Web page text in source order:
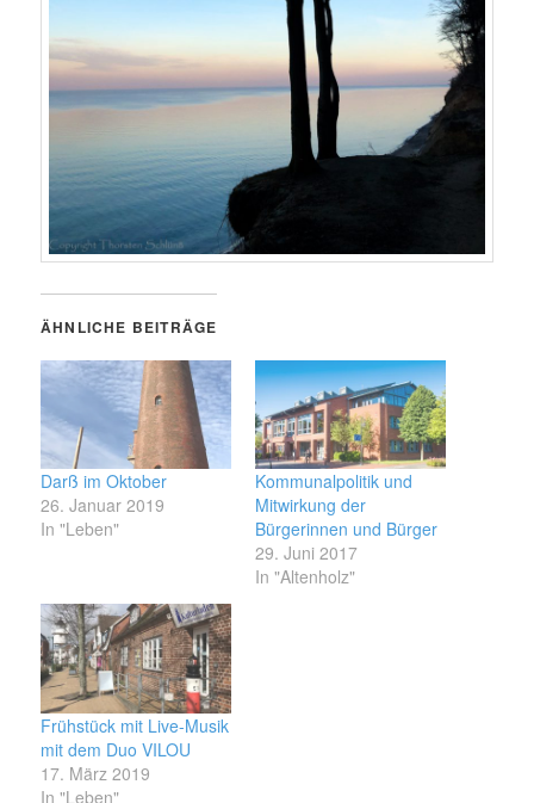
ÄHNLICHE BEITRÄGE
Darß im Oktober
26. Januar 2019
In "Leben"
Kommunalpolitik und
Mitwirkung der
Bürgerinnen und Bürger
29. Juni 2017
In "Altenholz"
Frühstück mit Live-Musik
mit dem Duo VILOU
17. März 2019
In "Leben"